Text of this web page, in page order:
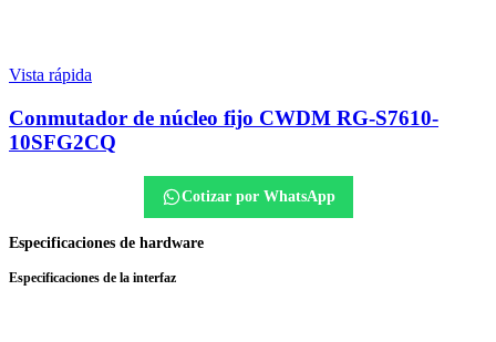
Vista rápida
Conmutador de núcleo fijo CWDM RG-S7610-
10SFG2CQ
Cotizar por WhatsApp
Especificaciones de hardware
Especificaciones de la interfaz